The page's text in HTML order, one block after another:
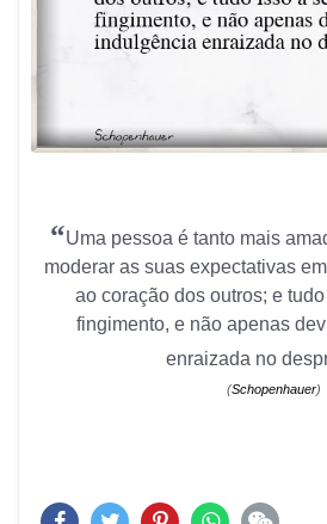
“Uma pessoa é tanto mais
moderar as suas expectativas
ao coração dos outros; e
fingimento, e não apenas
enraizada no
(Schopenhauer)